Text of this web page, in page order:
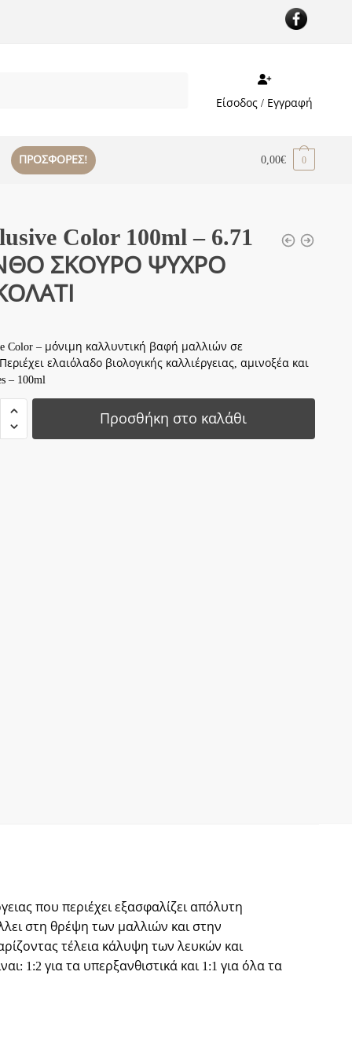
Είσοδος / Εγγραφή
ΠΡΟΣΦΟΡΕΣ! 0,00€ 0
Color 100ml – 6.71
ΣΚΟΥΡΟ ΨΥΧΡΟ
Color – μόνιμη καλλυντική βαφή μαλλιών σε
ελαιόλαδο βιολογικής καλλιέργειας, αμινοξέα και
– 100ml
Προσθήκη στο καλάθι
που περιέχει εξασφαλίζει απόλυτη
στη θρέψη των μαλλιών και στην
τέλεια κάλυψη των λευκών και
1:2 για τα υπερξανθιστικά και 1:1 για όλα τα